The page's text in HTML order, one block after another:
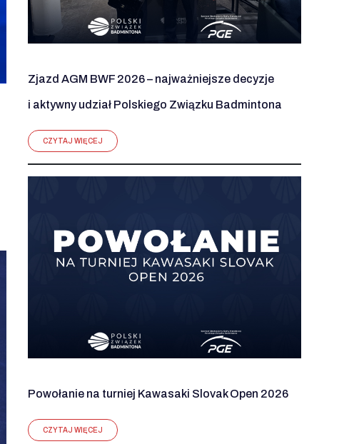
Zjazd AGM BWF 2026 – najważniejsze decyzje
i aktywny udział Polskiego Związku Badmintona
CZYTAJ WIĘCEJ
Powołanie na turniej Kawasaki Slovak Open 2026
CZYTAJ WIĘCEJ